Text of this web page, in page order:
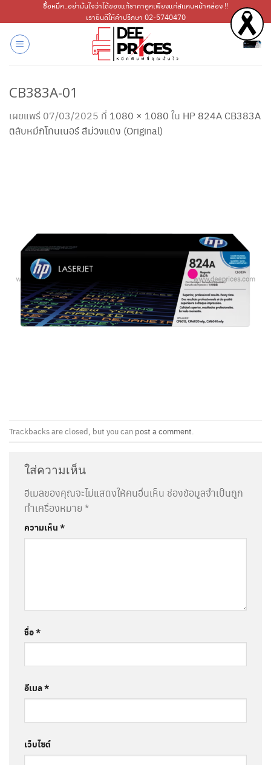
ไป
เนื้อหา
ซื้อหมึก..อย่ามั่นใจว่าได้ของแท้ราคาถูกเพียงแค่สแกนหน้ากล่อง !!
เรายินดีให้คำปรึกษา 02-5740470
CB383A-01
เผยแพร่ 07/03/2025 ที่ 1080 × 1080 ใน HP 824A CB383A
ตลับหมึกโทนเนอร์ สีม่วงแดง (Original)
Trackbacks are closed, but you can post a comment
ใส่ความเห็น
อีเมลของคุณจะไม่แสดงให้คนอื่นเห็น ช่องข้อมูลจำเป็นถูก
ทำเครื่องหมาย *
ความเห็น*
ชื่อ*
อีเมล*
เว็บไซต์